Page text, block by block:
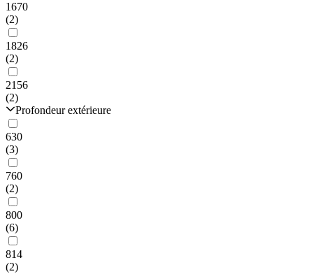
1670
(2)
1826
(2)
2156
(2)
Profondeur extérieure
630
(3)
760
(2)
800
(6)
814
(2)